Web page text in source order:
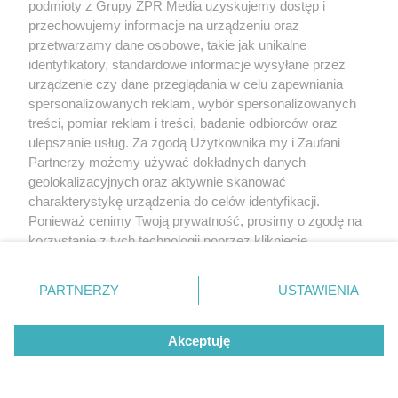
1 powiat olsztyński: młoda kobieta;
1 powiat nowomiejski: starszy mężczyzna;
1 powiat bartoszycki: mężczyzna w średnim wieku;
1 powiat giżycki: mężczyzna w średnim wieku;
1 powiat nidzicki: starszy mężczyzna;
W szpitalu tylko jedna osoba - powiat nowomiejski
podmioty z Grupy ZPR Media uzyskujemy dostęp i
przechowujemy informacje na urządzeniu oraz
przetwarzamy dane osobowe, takie jak unikalne
identyfikatory, standardowe informacje wysyłane przez
urządzenie czy dane przeglądania w celu zapewniania
spersonalizowanych reklam, wybór spersonalizowanych
treści, pomiar reklam i treści, badanie odbiorców oraz
ulepszanie usług. Za zgodą Użytkownika my i Zaufani
Partnerzy możemy używać dokładnych danych
geolokalizacyjnych oraz aktywnie skanować
charakterystykę urządzenia do celów identyfikacji.
Ponieważ cenimy Twoją prywatność, prosimy o zgodę na
korzystanie z tych technologii poprzez kliknięcie
zmienić/wycofać klikając przycisk ustawień prywatności
znajdujący się w lewym dolnym rogu strony
rodzaje przetwarzania danych nie wymagają zgody
użytkownika, ale masz prawo sprzeciwić się takiemu
przetwarzaniu. Preferencje będą miały zastosowanie tylko
PARTNERZY USTAWIENIA
Akceptuję